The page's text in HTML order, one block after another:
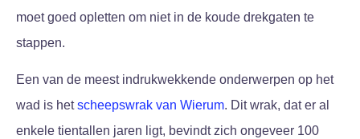
moet goed opletten om niet in de koude drekgaten te
stappen.
Een van de meest indrukwekkende onderwerpen op het
wad is hetscheepswrak van Wierum. Dit wrak, dat er al
enkele tientallen jaren ligt, bevindt zich ongeveer 100